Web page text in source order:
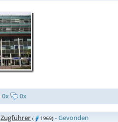
0x 0x
Zugführer ( 1969) - Gevonden